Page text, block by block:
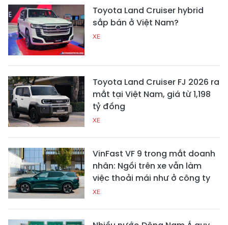
Toyota Land Cruiser hybrid
sắp bán ở Việt Nam?
XE
Toyota Land Cruiser FJ 2026 ra
mắt tại Việt Nam, giá từ 1,198
tỷ đồng
XE
VinFast VF 9 trong mắt doanh
nhân: Ngồi trên xe vẫn làm
việc thoải mái như ở công ty
XE